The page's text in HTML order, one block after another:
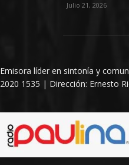
Julio 21, 2026
Emisora líder en sintonía y
2020 1535 | Dirección: Ernesto